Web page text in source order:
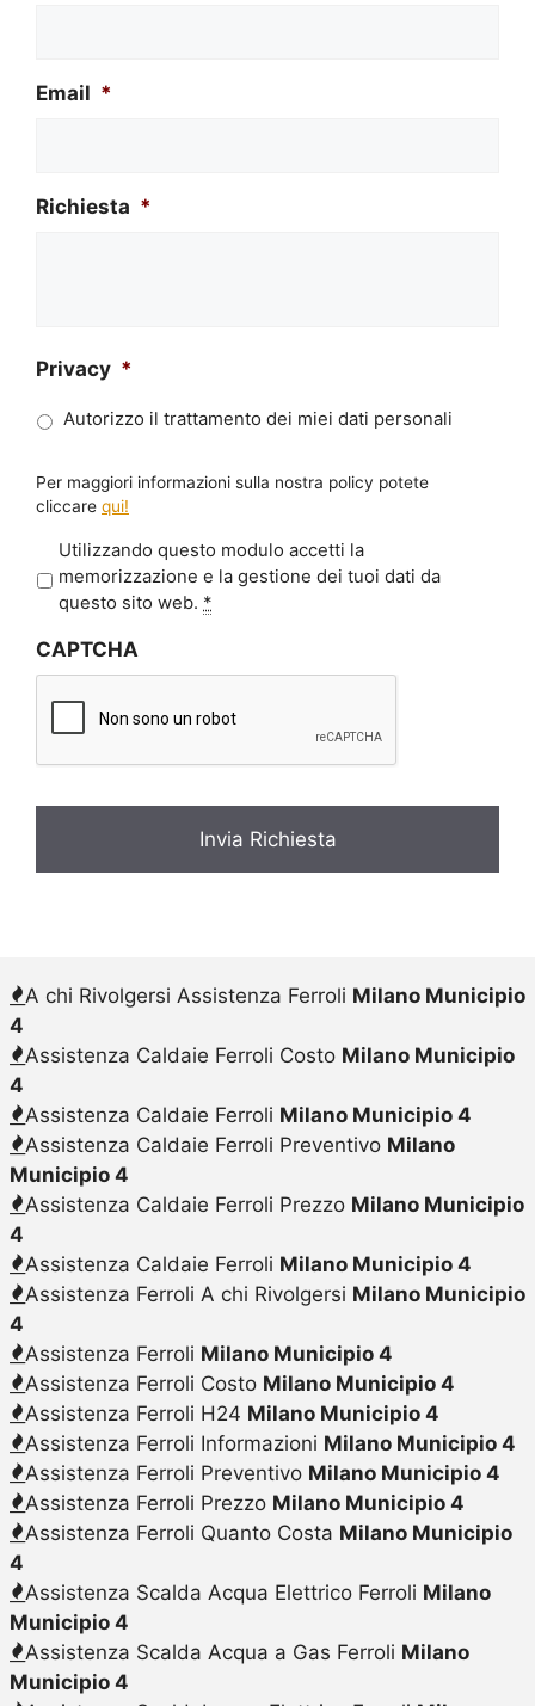
Email *
Richiesta *
Privacy *
Autorizzo il trattamento dei miei dati personali
Per maggiori informazioni sulla nostra policy potete
cliccare qui!
r
a
c
*
Utilizzando questo modulo accetti la
memorizzazione e la gestione dei tuoi dati da
questo sito web. *
CAPTCHA
A chi Rivolgersi Assistenza Ferroli Milano Municipio
4
Assistenza Caldaie Ferroli Costo Milano Municipio
4
Assistenza Caldaie Ferroli Milano Municipio 4
Assistenza Caldaie Ferroli Preventivo Milano
Municipio 4
Assistenza Caldaie Ferroli Prezzo Milano Municipio
4
Assistenza Caldaie Ferroli Milano Municipio 4
Assistenza Ferroli A chi Rivolgersi Milano Municipio
4
Assistenza Ferroli Milano Municipio 4
Assistenza Ferroli Costo Milano Municipio 4
Assistenza Ferroli H24 Milano Municipio 4
Assistenza Ferroli Informazioni Milano Municipio 4
Assistenza Ferroli Preventivo Milano Municipio 4
Assistenza Ferroli Prezzo Milano Municipio 4
Assistenza Ferroli Quanto Costa Milano Municipio
4
Assistenza Scalda Acqua Elettrico Ferroli Milano
Municipio 4
Assistenza Scalda Acqua a Gas Ferroli Milano
Municipio 4